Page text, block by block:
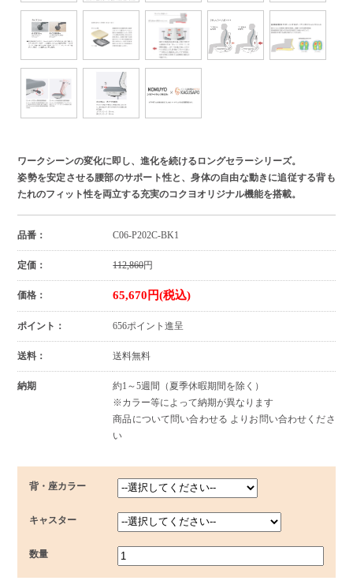
ワークシーンの変化に即し、進化を続けるロングセラーシリーズ。
姿勢を安定させる腰部のサポート性と、身体の自由な動きに追従する背も
たれのフィット性を両立する充実のコクヨオリジナル機能を搭載。
品番： C06-P202C-BK1
定価： 112,860円
価格： 65,670円(税込)
ポイント： 656ポイント進呈
送料： 送料無料
納期
約1～5週間（夏季休暇期間を除く）
※カラー等によって納期が異なります
商品について問い合わせる よりお問い合わせくださ
い
背・座カラー
キャスター
数量